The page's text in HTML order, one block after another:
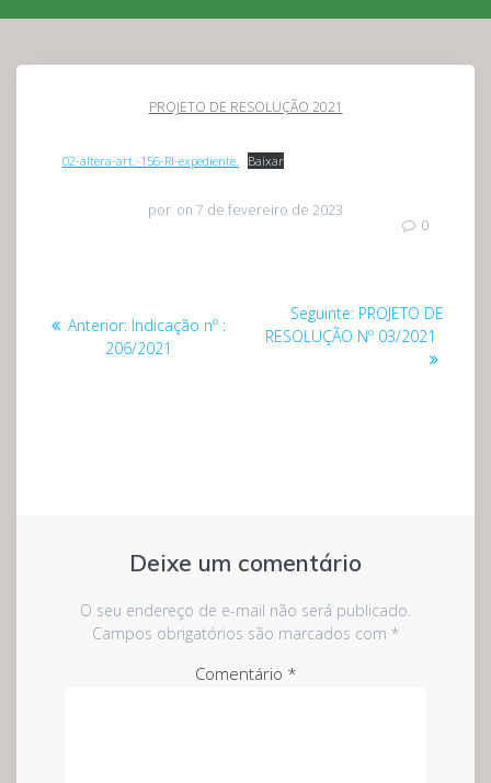
PROJETO DE RESOLUÇÃO 2021
02-altera-art.-156-RI-expediente. Baixar
por on 7 de fevereiro de 2023
0
Anterior: Post
anterior:
Indicação nº :
206/2021
Seguinte: Post
seguinte:
PROJETO DE
RESOLUÇÃO Nº 03/2021
Deixe um comentário
O seu endereço de e-mail não será publicado.
Campos obrigatórios são marcados com *
Comentário *